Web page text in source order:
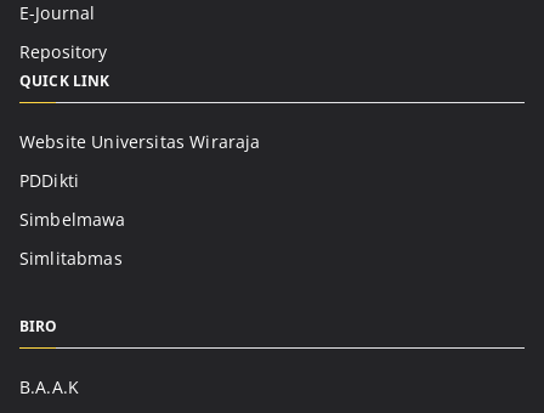
E-Journal
Repository
QUICK LINK
Website Universitas Wiraraja
PDDikti
Simbelmawa
Simlitabmas
BIRO
B.A.A.K